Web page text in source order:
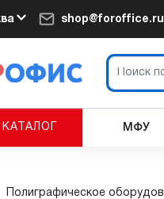
shop@foroffice.ru
КАТАЛОГ МФУ
Полиграфическое